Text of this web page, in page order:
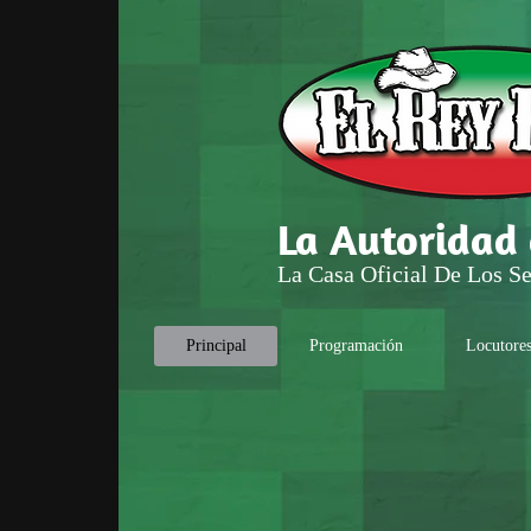
La Autoridad
La Casa Oficial De Los
Principal Programación Locutores